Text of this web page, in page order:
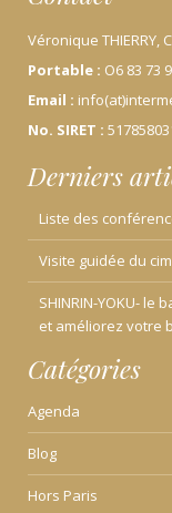
c
l
e
Véronique
Portable : O6 83 73
Email :
No. SIRET :
Derniers
Liste des
Visite guidée du
SHINRIN-YOKU- le
et améliorez votre
Catégories
Agenda
Blog
Hors Paris